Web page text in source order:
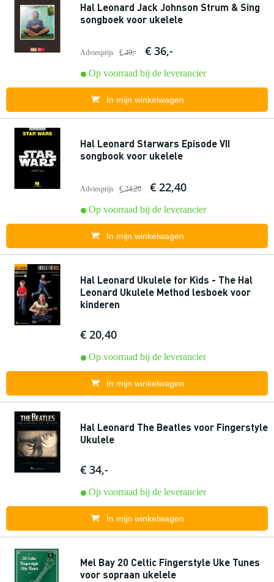
Hal Leonard Jack Johnson Strum & Sing
songboek voor ukelele
Adviesprijs € 49,- € 36,-
Op voorraad bij de leverancier
In mijn winkelwagen
Hal Leonard Starwars Episode VII
songbook voor ukelele
Adviesprijs € 24,20 € 22,40
Op voorraad bij de leverancier
In mijn winkelwagen
Hal Leonard Ukulele for Kids - The Hal
Leonard Ukulele Method lesboek voor
kinderen
€ 20,40
Op voorraad bij de leverancier
In mijn winkelwagen
Hal Leonard The Beatles voor Fingerstyle
Ukulele
€ 34,-
Op voorraad bij de leverancier
In mijn winkelwagen
Mel Bay 20 Celtic Fingerstyle Uke Tunes
voor sopraan ukelele